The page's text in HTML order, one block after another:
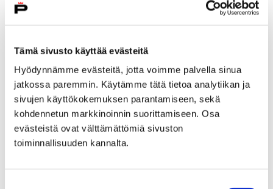
Tämä sivusto käyttää evästeitä
Hyödynnämme evästeitä, jotta voimme palvella sinua
jatkossa paremmin. Käytämme tätä tietoa analytiikan ja
sivujen käyttökokemuksen parantamiseen, sekä
kohdennetun markkinoinnin suorittamiseen. Osa
evästeistä ovat välttämättömiä sivuston
toiminnallisuuden kannalta.
Регистрироваться не надо
работников из обществ, церковных приходов и
города.
Возможную дополнительную программу можно
найти в отдельном календаре
Вы можете пойти в любую столовую, независимо от